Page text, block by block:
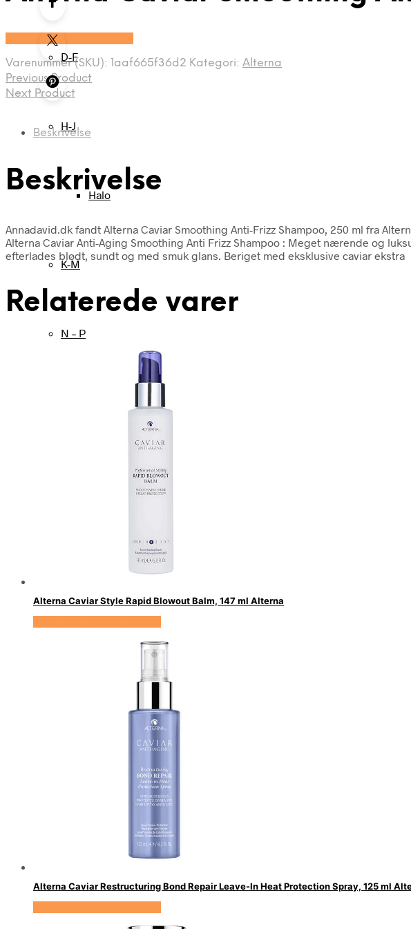
D-F
H-J
Halo
K-M
N – P
Se prisen hos HairOutlet
Varenummer (SKU): 1aaf665f36d2 Kategori: Alterna
Previous Product
Next Product
Beskrivelse
Beskrivelse
Annadavid.dk fandt Alterna Caviar Smoothing Anti-Frizz Shampoo, 250 ml fra
Alterna Caviar Anti-Aging Smoothing Anti Frizz Shampoo : Meget nærende og
efterlades blødt, sundt og med smuk glans. Beriget med eksklusive caviar ekstra
Relaterede varer
Alterna Caviar Style Rapid Blowout Balm, 147 ml Alterna
Alterna Caviar Restructuring Bond Repair Leave-In Heat Protection Spray, 125 ml